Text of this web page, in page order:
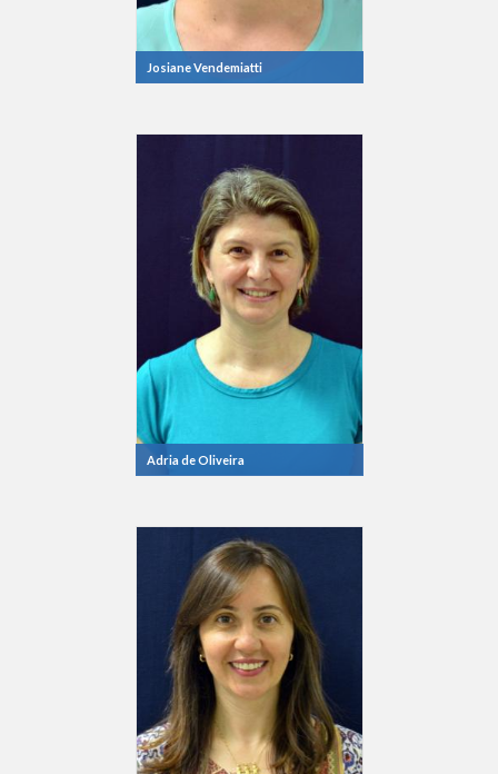
Josiane Vendemiatti
Adria de Oliveira